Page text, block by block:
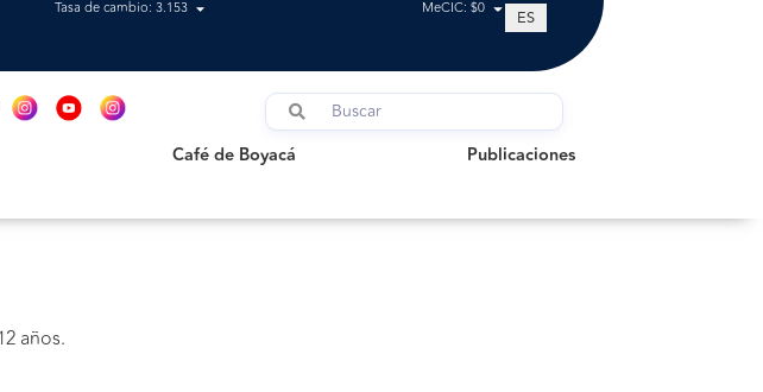
Tasa de cambio: 3.153 MeCIC: $0 ES
Café de Boyacá Publicaciones
Publicaciones
años.